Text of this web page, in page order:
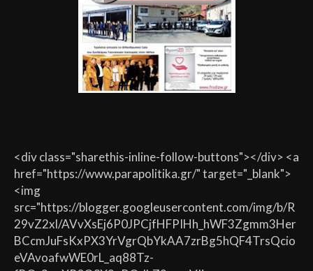
<div class="sharethis-inline-follow-buttons"></div> <a
href="https://www.parapolitika.gr/" target="_blank">
<img
src="https://blogger.googleusercontent.com/img/b/R
29vZ2xl/AVvXsEj6P0JPCjfHFPIHh_hWF3Zgmm3Her
BCcmJuFsKxPX3YrVgrQbYkAA7zrBg5hQF4TrsQcio
eVAvoafwWE0rL_aq88Tz-